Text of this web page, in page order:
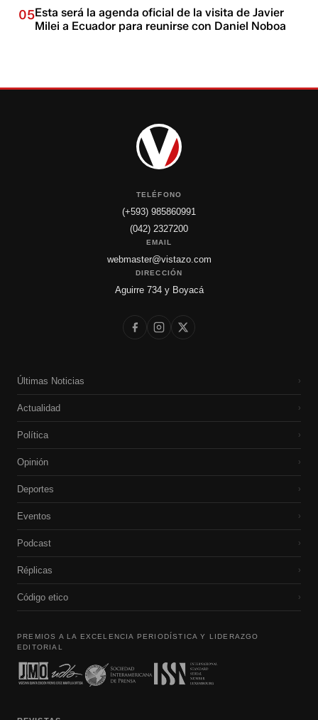
05Esta será la agenda oficial de la visita de Javier
Milei a Ecuador para reunirse con Daniel Noboa
TELÉFONO
(+593) 985860991
(042) 2327200
EMAIL
webmaster@vistazo.com
DIRECCIÓN
Aguirre 734 y Boyacá
Últimas Noticias ›
Actualidad ›
Política ›
Opinión ›
Deportes ›
Eventos ›
Podcast ›
Réplicas ›
Código etico ›
PREMIOS A LA EXCELENCIA PERIODÍSTICA Y LIDERAZGO
EDITORIAL